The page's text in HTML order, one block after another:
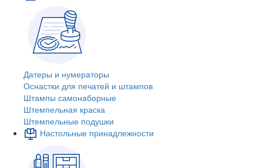
Датеры и нумераторы
Оснастки для печатей и штампов
Штампы самонаборные
Штемпельная краска
Штемпельные подушки
Настольные принадлежности